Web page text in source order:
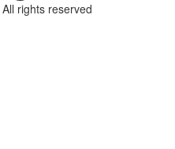
rights reserved